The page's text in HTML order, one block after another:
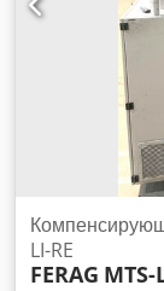
LI-RE
FERAG MTS-